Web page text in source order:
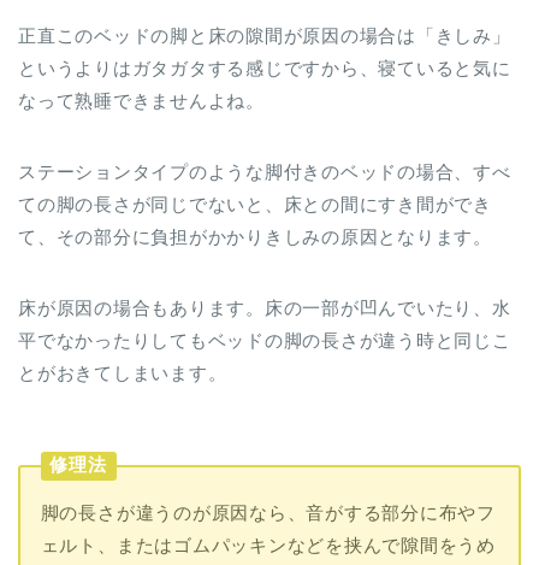
正直このベッドの脚と床の隙間が原因の場合は「きしみ」
というよりはガタガタする感じですから、寝ていると気に
なって熟睡できませんよね。
ステーションタイプのような脚付きのベッドの場合、すべ
ての脚の長さが同じでないと、床との間にすき間ができ
て、その部分に負担がかかりきしみの原因となります。
床が原因の場合もあります。床の一部が凹んでいたり、水
平でなかったりしてもベッドの脚の長さが違う時と同じこ
とがおきてしまいます。
修理法
脚の長さが違うのが原因なら、音がする部分に布やフ
ェルト、またはゴムパッキンなどを挟んで隙間をうめ